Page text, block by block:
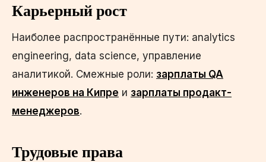
Карьерный рост
Наиболее распространённые пути: analytics
engineering, data science, управление
аналитикой. Смежные роли: зарплаты QA
инженеров на Кипре и зарплаты продакт-
менеджеров.
Трудовые права